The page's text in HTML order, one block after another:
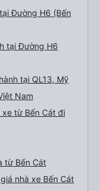
Đường H6 (Bến
tại Đường H6
tại QL13, Mỹ
Nam
từ Bến Cát đi
từ Bến Cát
nhà xe Bến Cát